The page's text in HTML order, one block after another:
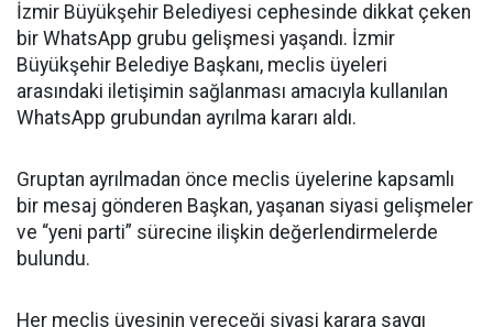
İzmir Büyükşehir Belediyesi cephesinde dikkat çeken
bir WhatsApp grubu gelişmesi yaşandı. İzmir
Büyükşehir Belediye Başkanı, meclis üyeleri
arasındaki iletişimin sağlanması amacıyla kullanılan
WhatsApp grubundan ayrılma kararı aldı.
Gruptan ayrılmadan önce meclis üyelerine kapsamlı
bir mesaj gönderen Başkan, yaşanan siyasi gelişmeler
ve “yeni parti” sürecine ilişkin değerlendirmelerde
bulundu.
Her meclis üyesinin vereceği siyasi karara saygı